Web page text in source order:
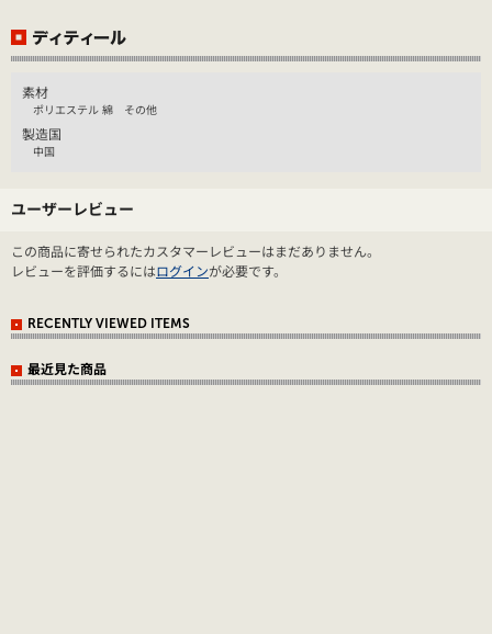
素材
ポリエステル 綿 その他
製造国
中国
ユーザーレビュー
この商品に寄せられたカスタマーレビューはまだありません。
レビューを評価するにはログインが必要です。
RECENTLY VIEWED ITEMS
最近見た商品